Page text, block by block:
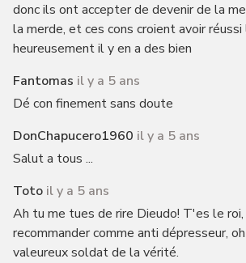
donc ils ont accepter de devenir de la
la merde, et ces cons croient avoir
heureusement il y en a des bien
Fantomas il y a 5 ans
Dé con finement sans doute
DonChapucero1960 il y a 5 ans
Salut a tous ...
Toto il y a 5 ans
Ah tu me tues de rire Dieudo! T'es le roi,
recommander comme anti dépresseur,
valeureux soldat de la vérité.